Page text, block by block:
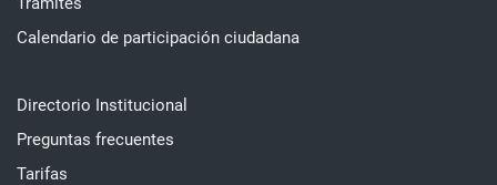
Calendario de participación ciudadana
Directorio Institucional
Preguntas frecuentes
Tarifas